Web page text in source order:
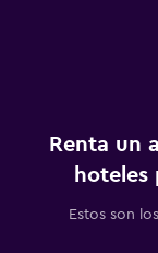
Renta un
hoteles
Estos son